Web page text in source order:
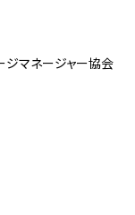
ジマネージャー協会